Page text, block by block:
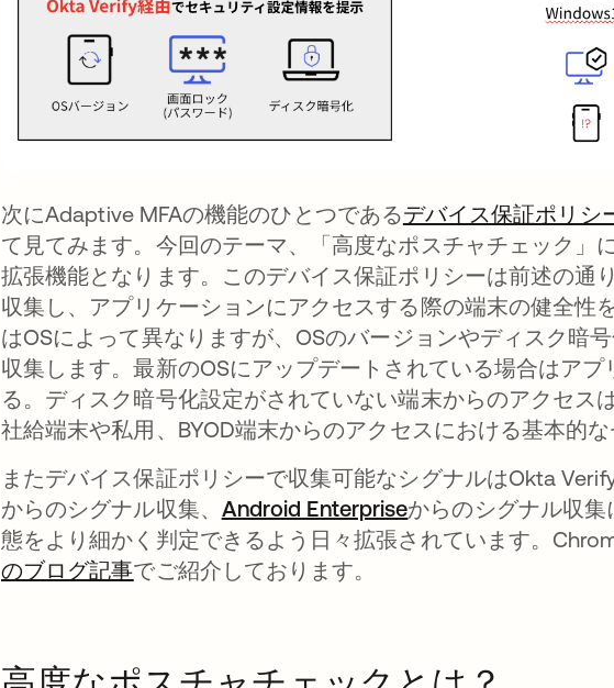
次にAdaptive MFAの機能のひとつであるデバイス保証ポリシ
て見てみます。今回のテーマ、「高度なポスチャチェック」
拡張機能となります。このデバイス保証ポリシーは前述の通
収集し、アプリケーションにアクセスする際の端末の健全性
はOSによって異なりますが、OSのバージョンやディスク暗
収集します。最新のOSにアップデートされている場合はア
る。ディスク暗号化設定がされていない端末からのアクセス
社給端末や私用、BYOD端末からのアクセスにおける基本的な
またデバイス保証ポリシーで収集可能なシグナルはOkta
からのシグナル収集、 Android Enterpriseからのシグナル収
態をより細かく判定できるよう日々拡張されています。
のブログ記事でご紹介しております。